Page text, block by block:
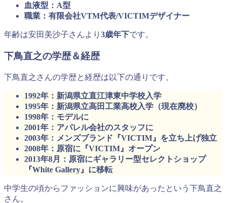
血液型：A型
職業：有限会社VTM代表/VICTIMデザイナー
年齢は安田美沙子さんより 3歳年下です。
下鳥直之の学歴＆経歴
下鳥直之さんの学歴と経歴は以下の通りです。
1992年：新潟県立直江津東中学校入学
1995年：新潟県立高田工業高校入学（現在廃校）
1998年：モデルに
2001年：アパレル会社のスタッフに
2003年：メンズブランド『VICTIM』を立ち上げ独立
2008年：原宿に『VICTIM』オープン
2013年8月：原宿にギャラリー型セレクトショップ
『White Gallery』に移転
中学生の頃からファッションに興味があったという下鳥直之
さん。